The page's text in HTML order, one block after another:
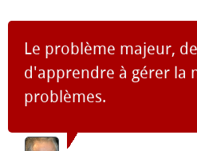
Le problème majeur,
d'apprendre à gérer la
problèmes.